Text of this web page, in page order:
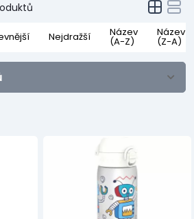
Nejdražší Název
(A-Z)
Název
(Z-A)